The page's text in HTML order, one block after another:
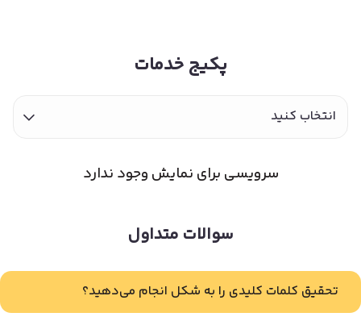
پکیج خدمات
انتخاب کنید
سرویسی برای نمایش وجود ندارد
سوالات متداول
تحقیق کلمات کلیدی را به شکل انجام می‌دهید؟